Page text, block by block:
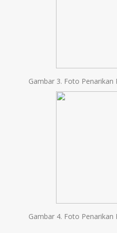
Gambar 3. Foto
Gambar 4. Foto